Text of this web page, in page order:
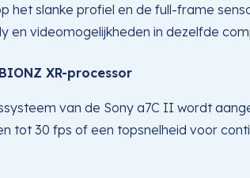
het slanke profiel en de full-frame
en videomogelijkheden in dezelfde
XR-processor
van de Sony a7C II wordt
tot 30 fps of een topsnelheid voor